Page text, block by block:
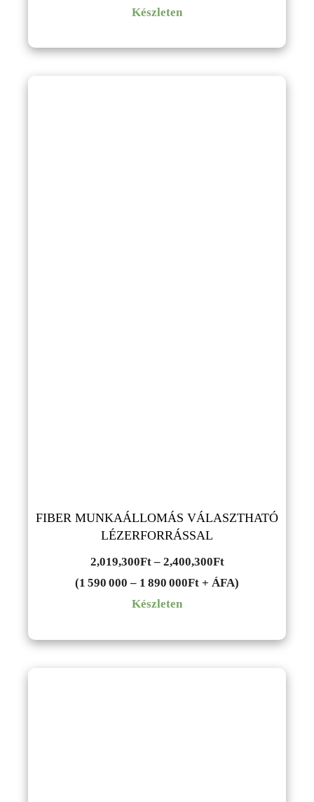
Készleten
FIBER MUNKAÁLLOMÁS VÁLASZTHATÓ
LÉZERFORRÁSSAL
2,019,300Ft – 2,400,300FtÁrtartomány:
2,019,300Ft
(1 590 000 – 1 890 000Ft + ÁFA)
Készleten